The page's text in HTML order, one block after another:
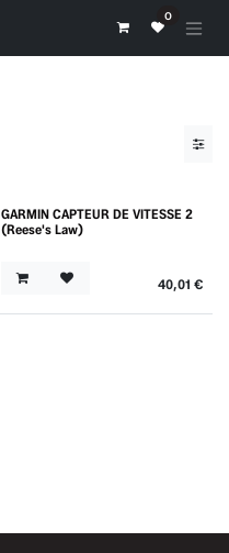
0
GARMIN CAPTEUR DE VITESSE 2
(Reese's Law)
40,01 €